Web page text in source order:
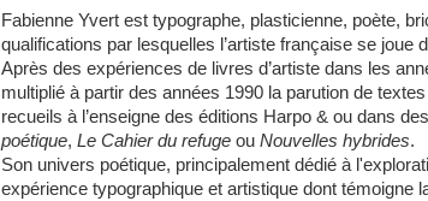
Fabienne Yvert est typographe, plasticienne, poète,
qualifications par lesquelles l’artiste française se joue
Après des expériences de livres d’artiste dans les
multiplié à partir des années 1990 la parution de
recueils à l’enseigne des éditions Harpo & ou dans
poétique, Le Cahier du refuge ou Nouvelles hybrides.
Son univers poétique, principalement dédié à
expérience typographique et artistique dont témoigne